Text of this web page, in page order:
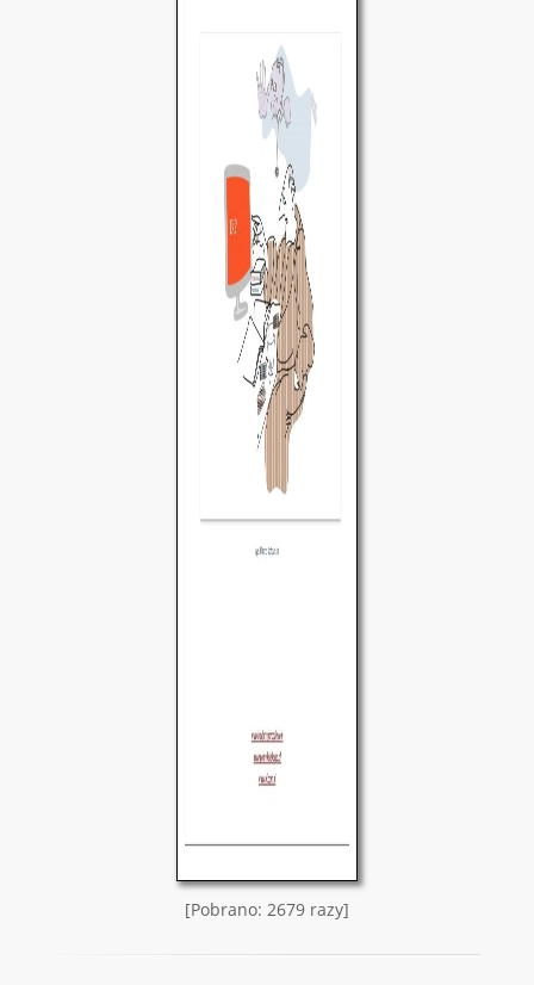
[Pobrano: 2679 razy]